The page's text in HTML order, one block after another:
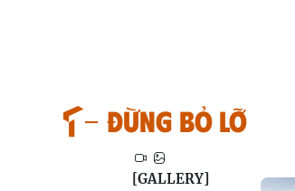
Đừng bỏ lỡ
[GALLERY]